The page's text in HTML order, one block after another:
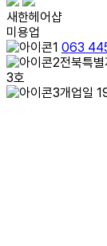
새한헤어샵
미용업
063
전북특
3호
개업일